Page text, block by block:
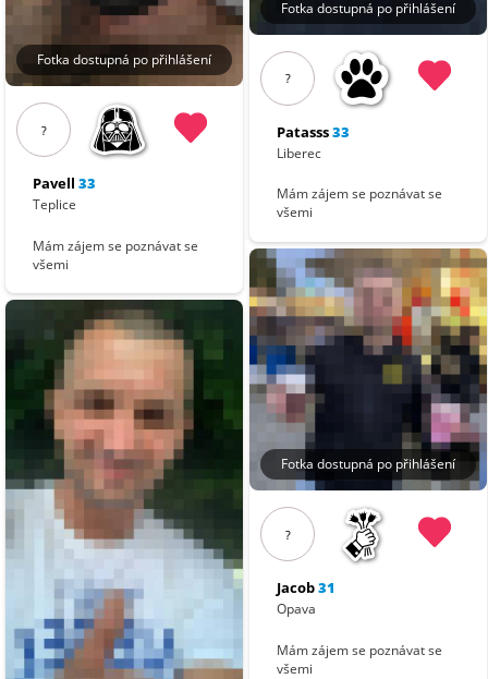
Fotka dostupná po přihlášení
?
Pavell 33
Teplice
Mám zájem se poznávat se
všemi
Fotka dostupná po přihlášení
?
Patasss33
Liberec
Mám zájem se poznávat se
všemi
Fotka dostupná po přihlášení
?
Jacob31
Opava
Mám zájem se poznávat se
všemi